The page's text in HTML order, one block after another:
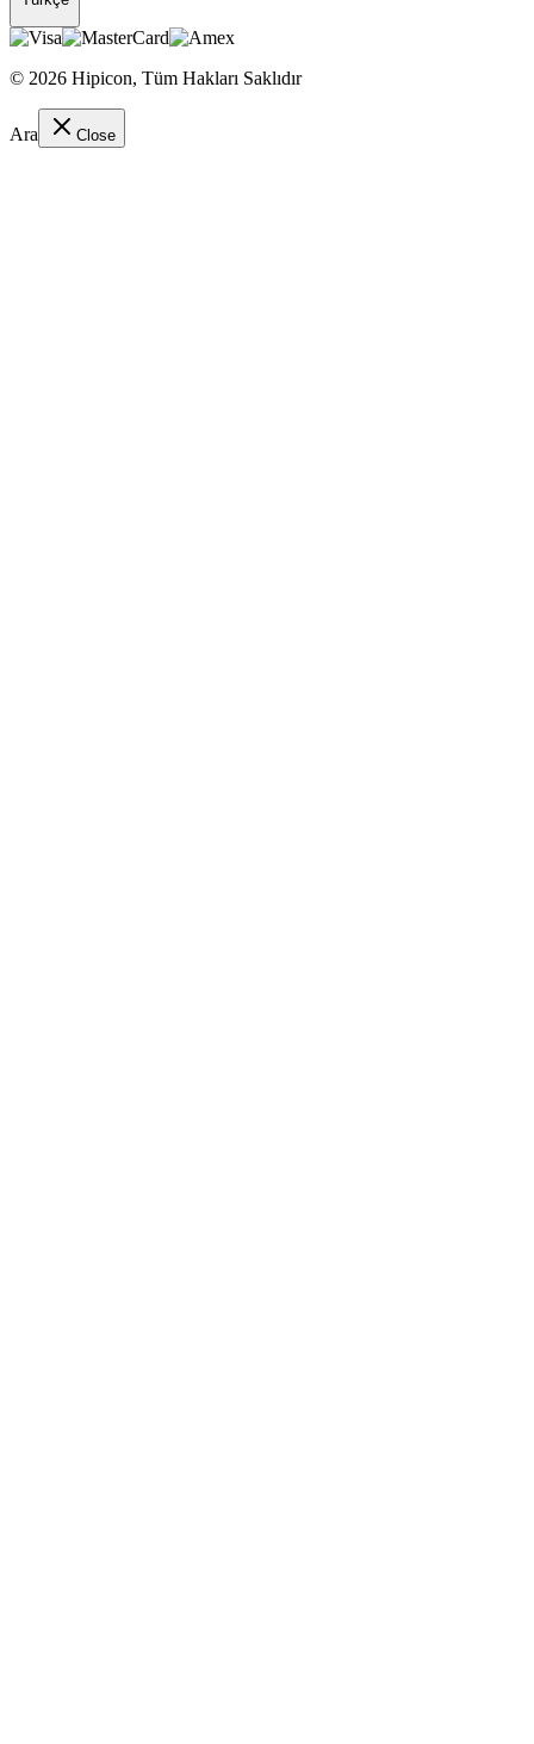
© 2026 Hipicon, Tüm Hakları Saklıdır
Ara Close